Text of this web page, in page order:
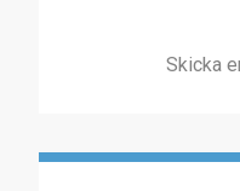
Skicka